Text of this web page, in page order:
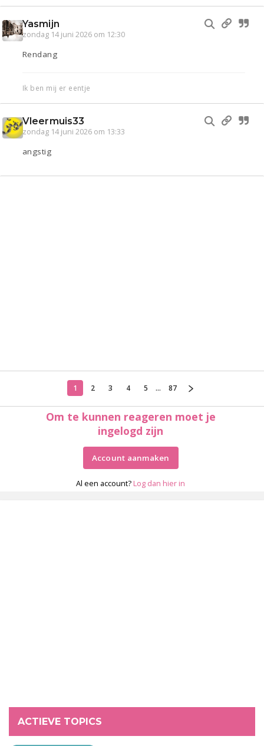
Yasmijn
zondag 14 juni 2026 om 12:30
Rendang
Ik ben mij er eentje
Vleermuis33
zondag 14 juni 2026 om 13:33
angstig
1 2 3 4 5 ... 87
Om te kunnen reageren moet je
ingelogd zijn
Account aanmaken
Al een account? Log dan hier in
ACTIEVE TOPICS